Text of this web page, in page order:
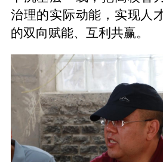
治理的实际动能，实现人
的双向赋能、互利共赢。